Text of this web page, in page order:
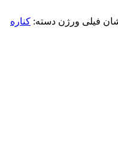
فیلی ورژن دسته: کناره